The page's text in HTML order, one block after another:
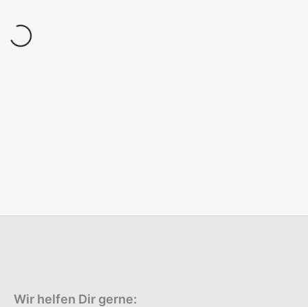
Wir helfen Dir gerne: